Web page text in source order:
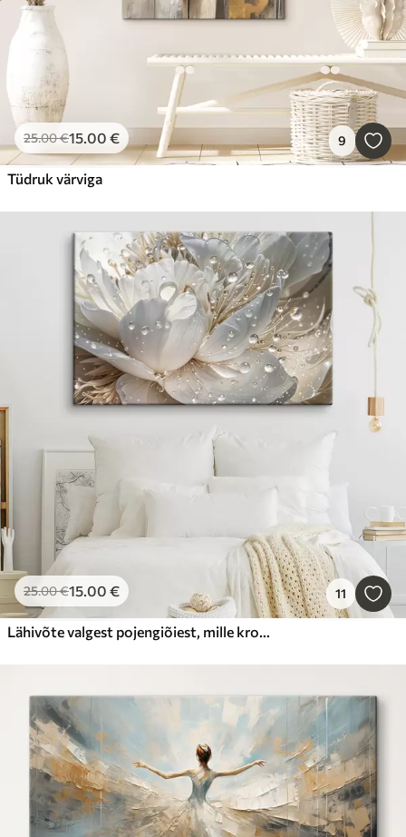
25.00€15.00 € 9
Tüdruk värviga
25.00€15.00 € 11
Lähivõte valgest pojengiõiest, mille kroonlehtedel on veepiisad, hägusel taustal